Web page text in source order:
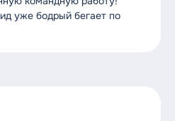
уже бодрый бегает по